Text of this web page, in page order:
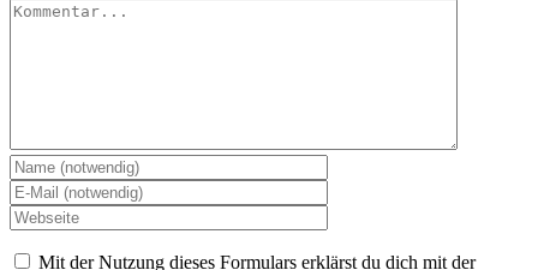
Mit der Nutzung dieses Formulars erklärst du dich mit der